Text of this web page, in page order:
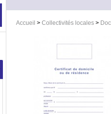
Accueil > Collectivités locales >